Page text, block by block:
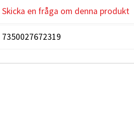
Skicka en fråga om denna produkt
7350027672319